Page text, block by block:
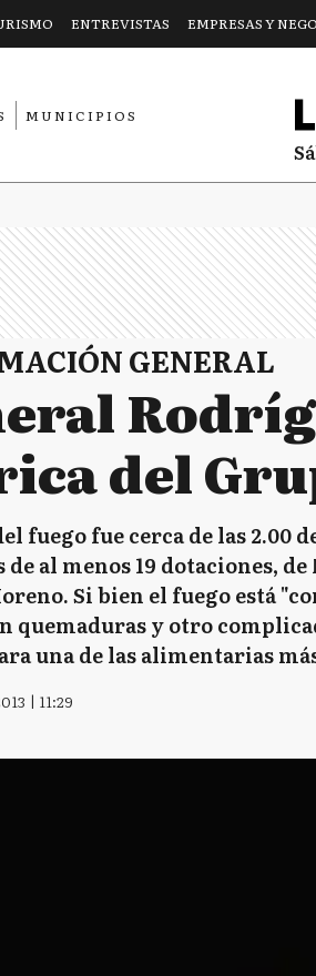
ENTREVISTAS EMPRESAS Y
MUNICIPIOS
GENERAL
del
fuego fue cerca de las 2.00
al menos 19 dotaciones,
Si bien el fuego está
quemaduras y otro
una de las alimentarias
| 11:29